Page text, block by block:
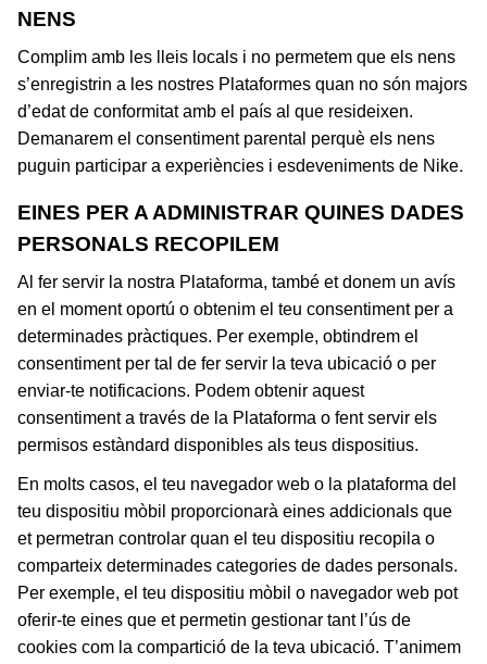
NENS
Complim amb les lleis locals i no permetem que els nens
s’enregistrin a les nostres Plataformes quan no són majors
d’edat de conformitat amb el país al que resideixen.
Demanarem el consentiment parental perquè els nens
puguin participar a experiències i esdeveniments de Nike.
EINES PER A ADMINISTRAR QUINES DADES
PERSONALS RECOPILEM
Al fer servir la nostra Plataforma, també et donem un avís
en el moment oportú o obtenim el teu consentiment per a
determinades pràctiques. Per exemple, obtindrem el
consentiment per tal de fer servir la teva ubicació o per
enviar-te notificacions. Podem obtenir aquest
consentiment a través de la Plataforma o fent servir els
permisos estàndard disponibles als teus dispositius.
En molts casos, el teu navegador web o la plataforma del
teu dispositiu mòbil proporcionarà eines addicionals que
et permetran controlar quan el teu dispositiu recopila o
comparteix determinades categories de dades personals.
Per exemple, el teu dispositiu mòbil o navegador web pot
oferir-te eines que et permetin gestionar tant l’ús de
cookies com la compartició de la teva ubicació. T’animem